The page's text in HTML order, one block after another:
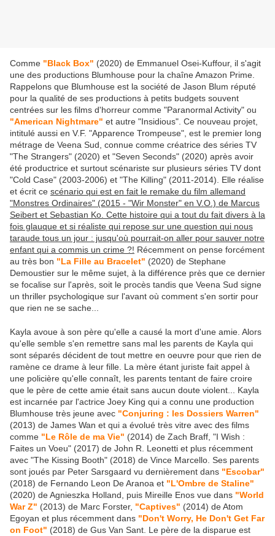
Comme "Black Box" (2020) de Emmanuel Osei-Kuffour, il s'agit
une des productions Blumhouse pour la chaîne Amazon Prime.
Rappelons que Blumhouse est la société de Jason Blum réputé
pour la qualité de ses productions à petits budgets souvent
centrées sur les films d'horreur comme "Paranormal Activity" ou
"American Nightmare" et autre "Insidious". Ce nouveau projet,
intitulé aussi en V.F. "Apparence Trompeuse", est le premier long
métrage de Veena Sud, connue comme créatrice des séries TV
"The Strangers" (2020) et "Seven Seconds" (2020) après avoir
été productrice et surtout scénariste sur plusieurs séries TV dont
"Cold Case" (2003-2006) et "The Killing" (2011-2014). Elle réalise
et écrit ce scénario qui est en fait le remake du film allemand
"Monstres Ordinaires" (2015 - "Wir Monster" en V.O.) de Marcus
Seibert et Sebastian Ko. Cette histoire qui a tout du fait divers à la
fois glauque et si réaliste qui repose sur une question qui nous
taraude tous un jour : jusqu'où pourrait-on aller pour sauver notre
enfant qui a commis un crime ?! Récemment on pense forcément
au très bon "La Fille au Bracelet" (2020) de Stephane
Demoustier sur le même sujet, à la différence près que ce dernier
se focalise sur l'après, soit le procès tandis que Veena Sud signe
un thriller psychologique sur l'avant où comment s'en sortir pour
que rien ne se sache...
Kayla avoue à son père qu'elle a causé la mort d'une amie. Alors
qu'elle semble s'en remettre sans mal les parents de Kayla qui
sont séparés décident de tout mettre en oeuvre pour que rien de
ramène ce drame à leur fille. La mère étant juriste fait appel à
une policière qu'elle connaît, les parents tentant de faire croire
que le père de cette amie était sans aucun doute violent... Kayla
est incarnée par l'actrice Joey King qui a connu une production
Blumhouse très jeune avec "Conjuring : les Dossiers Warren"
(2013) de James Wan et qui a évolué très vitre avec des films
comme "Le Rôle de ma Vie" (2014) de Zach Braff, "I Wish :
Faites un Voeu" (2017) de John R. Leonetti et plus récemment
avec "The Kissing Booth" (2018) de Vince Marcello. Ses parents
sont joués par Peter Sarsgaard vu dernièrement dans "Escobar"
(2018) de Fernando Leon De Aranoa et "L'Ombre de Staline"
(2020) de Agnieszka Holland, puis Mireille Enos vue dans "World
War Z" (2013) de Marc Forster, "Captives" (2014) de Atom
Egoyan et plus récemment dans "Don't Worry, He Don't Get Far
on Foot" (2018) de Gus Van Sant. Le père de la disparue est